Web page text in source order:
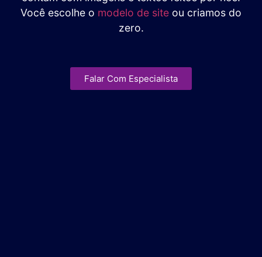
Você escolhe o modelo de site ou criamos do
zero.
Falar Com Especialista